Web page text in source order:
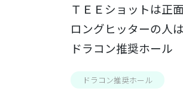
ＴＥＥショットは正
ロングヒッターの人
ドラコン推奨ホール
ドラコン推奨ホール